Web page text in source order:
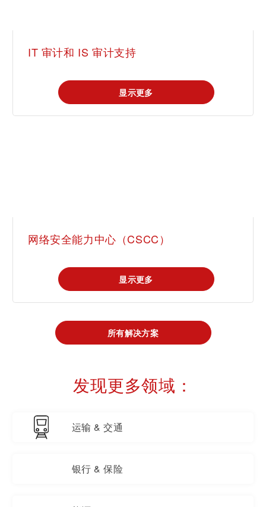
IT 审计和 IS 审计支持
显示更多
网络安全能力中心（CSCC）
显示更多
所有解决方案
发现更多领域：
运输 & 交通
银行 & 保险